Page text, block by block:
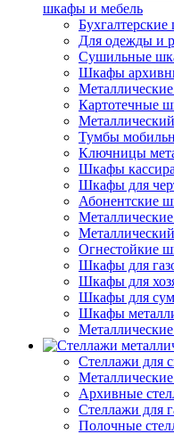
шкафы и мебель
Для одежды и
Сушильные
Шкафы
Картотечные
Тумбы
Ключницы
Шкафы кассира
Шкафы для
Абонентские
Огнестойкие
Шкафы для
Шкафы для
Шкафы для
Шкафы
Стеллажи для
Архивные
Стеллажи для
Полочные